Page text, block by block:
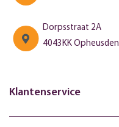
Dorpsstraat 2A
4043KK Opheusden
Klantenservice